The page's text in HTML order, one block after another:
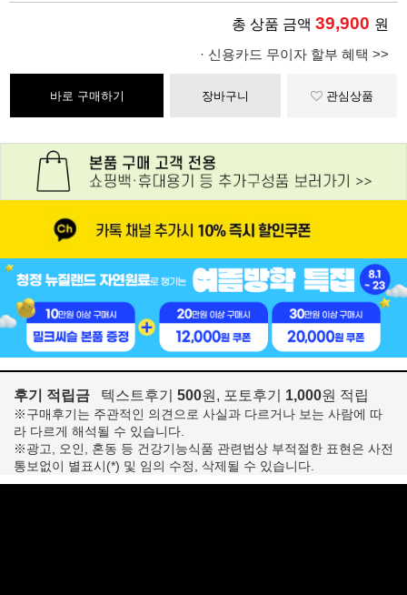
총 상품 금액 39,900 원
· 신용카드 무이자 할부 혜택 >>
바로 구매하기 장바구니 관심상품
후기 적립금 텍스트후기 500원, 포토후기 1,000원 적립
※구매후기는 주관적인 의견으로 사실과 다르거나 보는 사람에 따
라 다르게 해석될 수 있습니다.
※광고, 오인, 혼동 등 건강기능식품 관련법상 부적절한 표현은 사전
통보없이 별표시(*) 및 임의 수정, 삭제될 수 있습니다.